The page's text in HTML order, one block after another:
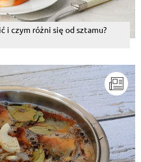
i czym różni się od sztamu?